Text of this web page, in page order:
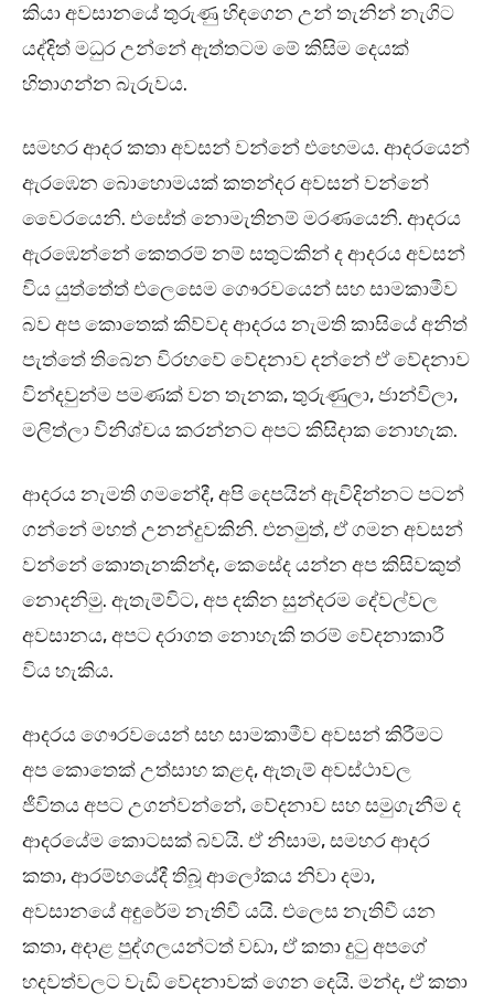
කියා අවසානයේ තුරුණු හිඳගෙන උන් තැනින් නැගිට
යද්දිත් මධුර උන්නේ ඇත්තටම මේ කිසිම දෙයක්
හිතාගන්න බැරුවය.
සමහර ආදර කතා අවසන් වන්නේ එහෙමය. ආදරයෙන්
ඇරඹෙන බොහොමයක් කතන්දර අවසන් වන්නේ
වෛරයෙනි. එසේත් නොමැතිනම් මරණයෙනි. ආදරය
ඇරඹෙන්නේ කෙතරම් නම් සතුටකින් ද ආදරය අවසන්
විය යුත්තේත් එලෙසෙම ගෞරවයෙන් සහ සාමකාමීව
බව අප කොතෙක් කිව්වද ආදරය නැමති කාසියේ අනිත්
පැත්තේ තිබෙන විරහවේ වේදනාව දන්නේ ඒ වේදනාව
වින්දවුන්ම පමණක් වන තැනක, තුරුණුලා, ජාන්විලා,
මලිත්ලා විනිශ්චය කරන්නට අපට කිසිදාක නොහැක.
ආදරය නැමති ගමනේදී, අපි දෙපයින් ඇවිදින්නට පටන්
ගන්නේ මහත් උනන්දුවකිනි. එනමුත්, ඒ ගමන අවසන්
වන්නේ කොතැනකින්ද, කෙසේද යන්න අප කිසිවකුත්
නොදනිමු. ඇතැම්විට, අප දකින සුන්දරම දේවල්වල
අවසානය, අපට දරාගත නොහැකි තරම් වේදනාකාරී
විය හැකිය.
ආදරය ගෞරවයෙන් සහ සාමකාමීව අවසන් කිරීමට
අප කොතෙක් උත්සාහ කළද, ඇතැම් අවස්ථාවල
ජීවිතය අපට උගන්වන්නේ, වේදනාව සහ සමුගැනීම ද
ආදරයේම කොටසක් බවයි. ඒ නිසාම, සමහර ආදර
කතා, ආරම්භයේදී තිබූ ආලෝකය නිවා දමා,
අවසානයේ අඳුරේම නැතිවී යයි. එලෙස නැතිවී යන
කතා, අදාළ පුද්ගලයන්ටත් වඩා, ඒ කතා දුටු අපගේ
හදවත්වලට වැඩි වේදනාවක් ගෙන දෙයි. මන්ද, ඒ කතා